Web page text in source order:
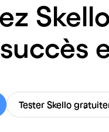
Tester Skello